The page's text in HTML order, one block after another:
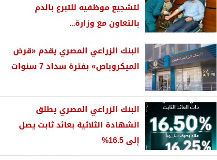
لتشجيع موظفيه للتبرع بالدم
بالتعاون مع وزارة...
البنك الزراعي المصري يقدم «قرض
الميكروباص» بفترة سداد 7 سنوات
البنك الزراعي المصري يطلق
الشهادة الثلاثية بعائد ثابت يصل
إلى 16.5%